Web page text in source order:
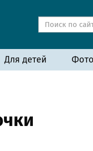
Для детей Фото